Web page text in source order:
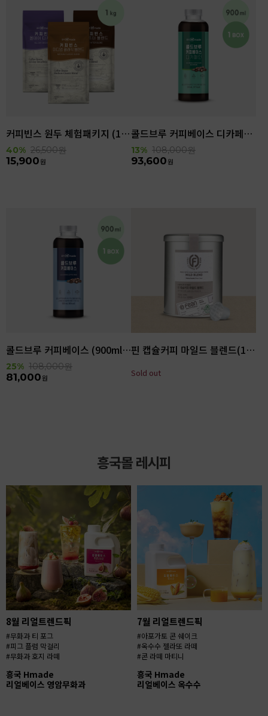
커피빈스 원두 체험패키지 (1kg)
40% 26,500원
15,900원
콜드브루 커피베이스 디카페인 (900ml x 6ea)
13% 108,000원
93,600원
콜드브루 커피베이스 (900ml x 6ea)
25% 108,000원
81,000원
핀 캡슐커피 마일드 블렌드(100입)
Sold out
흥국몰 레시피
8월 리얼트렌드픽
#무화과 티 포그
#피그 플럼 막걸리
#무화과 호지 라떼
흥국 Hmade
리얼베이스 영암무화과
7월 리얼트렌드픽
#아포가토 콘 쉐이크
#옥수수 젤라또 라떼
#콘 라떼 마티니
흥국 Hmade
리얼베이스 옥수수